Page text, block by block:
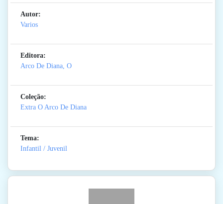
Autor:
Varios
Editora:
Arco De Diana, O
Coleção:
Extra O Arco De Diana
Tema:
Infantil / Juvenil